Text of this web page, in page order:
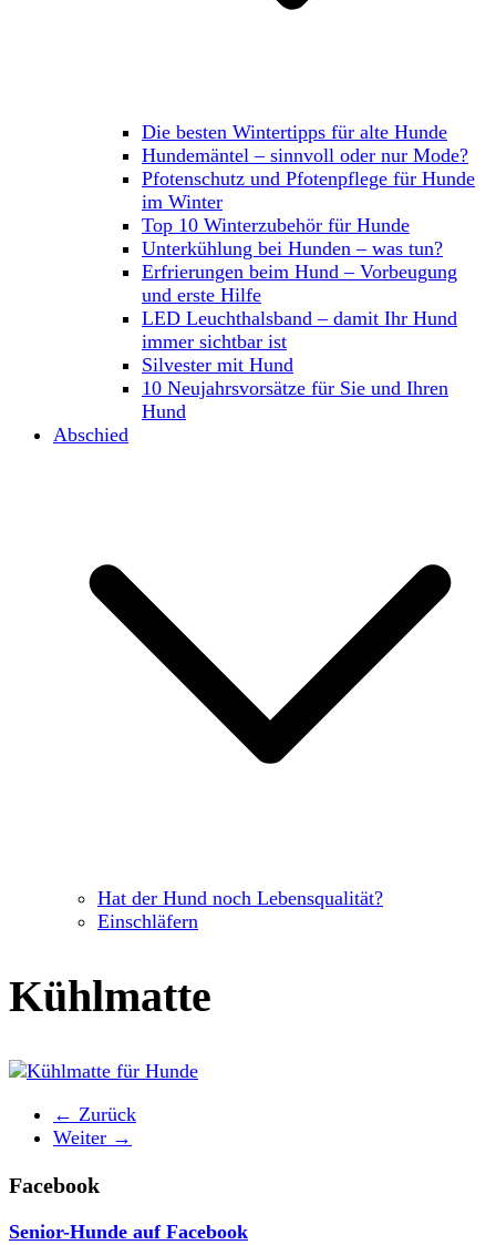
Die besten Wintertipps für alte Hunde
Hundemäntel – sinnvoll oder nur Mode?
Pfotenschutz und Pfotenpflege für Hunde
im Winter
Top 10 Winterzubehör für Hunde
Unterkühlung bei Hunden – was tun?
Erfrierungen beim Hund – Vorbeugung
und erste Hilfe
LED Leuchthalsband – damit Ihr Hund
immer sichtbar ist
Silvester mit Hund
10 Neujahrsvorsätze für Sie und Ihren
Hund
Abschied
Hat der Hund noch Lebensqualität?
Einschläfern
Kühlmatte
← Zurück
Weiter →
Facebook
Senior-Hunde auf Facebook